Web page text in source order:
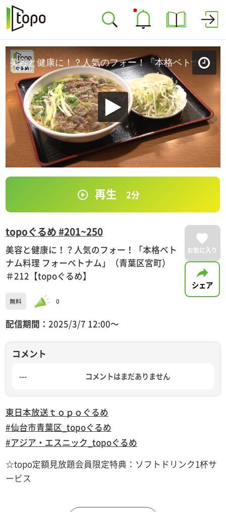
美容と健康に！？人気のフォー！「本格ベトナム料理 フォーベトナム」（青葉区宮町）＃212【topoぐるめ】
再生 2分
topoぐるめ #201~250
美容と健康に！？人気のフォー！「本格ベト
ナム料理 フォーベトナム」（青葉区宮町）
＃212【topoぐるめ】
無料 0
配信期間： 2025/3/7 12:00〜
お気に入り
シェア
コメント
--- コメントはまだありません
東日本放送 ｔｏｐｏぐるめ
#仙台市青葉区_topoぐるめ
#アジア・エスニック_topoぐるめ
☆topo定額見放題会員限定特典：ソフトドリンク1杯サ
ービス
■本格ベトナム料理 フォーベトナム